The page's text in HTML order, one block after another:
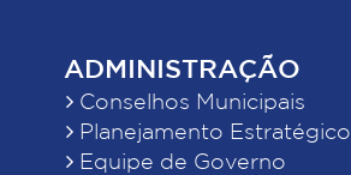
ADMINISTRAÇÃO
Conselhos Municipais
Planejamento Estratégico
Equipe de Governo